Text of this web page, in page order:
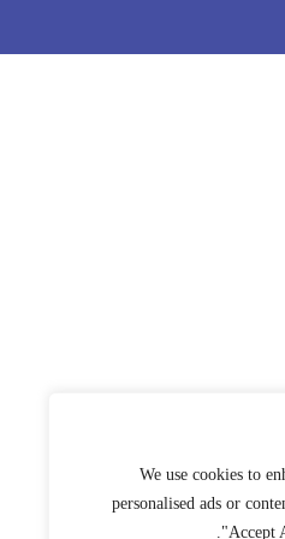
We use cookies to
personalised ads or
"Accept